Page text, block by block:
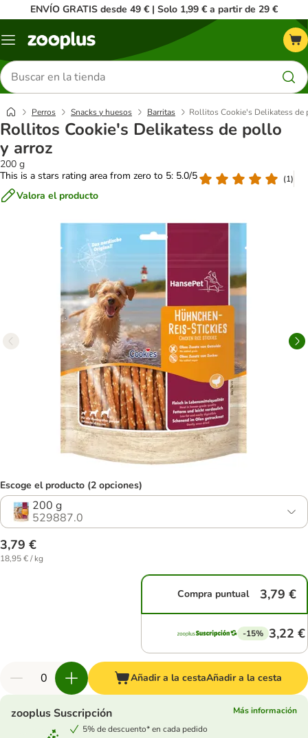
ENVÍO GRATIS desde 49 € | Solo 1,99 € a partir de 29 €
Menú
Buscar
productos
Perros Snacks y huesos Barritas Rollitos Cookie's Delikatess de
Rollitos Cookie's Delikatess de pollo
y arroz
200 g
This is a stars rating area from zero to 5: 5.0/5
(1)
Valora el producto
Escoge el producto (2 opciones)
200 g
529887.0
3,79 €
18,95 € / kg
Compra puntual 3,79 €
-15% 3,22 €
Añadir a la cestaAñadir a la cesta
zooplus Suscripción
Más información
5% de descuento* en cada pedido